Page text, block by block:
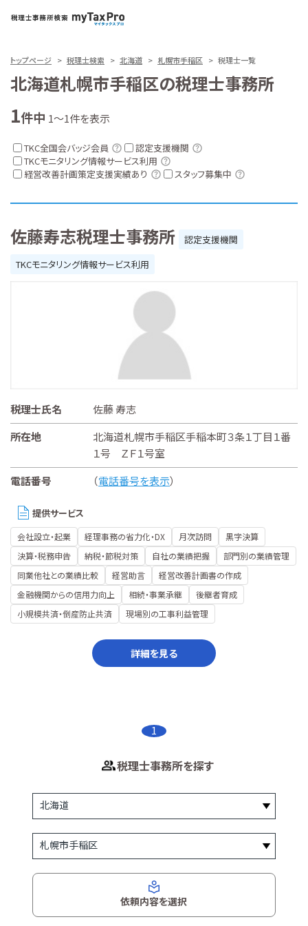
トップページ 税理士検索 北海道 札幌市手稲区 税理士一覧
北海道札幌市手稲区の税理士事務所
1件中 1～1件を表示
TKC全国会バッジ会員
認定支援機関
TKCモニタリング情報サービス利用
経営改善計画策定支援実績あり
スタッフ募集中
佐藤寿志税理士事務所
認定支援機関
TKCモニタリング情報サービス利用
税理士氏名
佐藤 寿志
所在地
北海道札幌市手稲区手稲本町３条１丁目１番
１号 ＺＦ１号室
電話番号
（電話番号を表示）
提供サービス
会社設立・起業 経理事務の省力化・DX 月次訪問
黒字決算
決算・税務申告
納税・節税対策 自社の業績把握
部門別の業績管理
同業他社との業績比較
経営助言
経営改善計画書の作成
金融機関からの信用力向上
相続・事業承継
後継者育成
小規模共済・倒産防止共済
現場別の工事利益管理
詳細を見る
1
税理士事務所を探す
依頼内容を選択